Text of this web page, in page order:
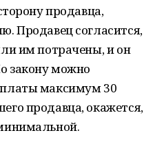
продавца,
Продавец согласится,
им потрачены, и он
закону можно
платы максимум 30
продавца, окажется,